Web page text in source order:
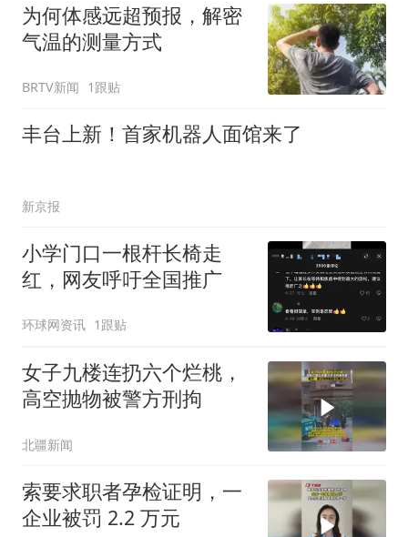
为何体感远超预报，解密
气温的测量方式
BRTV新闻 1跟贴
丰台上新！首家机器人面馆来了
新京报
小学门口一根杆长椅走
红，网友呼吁全国推广
环球网资讯 1跟贴
女子九楼连扔六个烂桃，
高空抛物被警方刑拘
北疆新闻
索要求职者孕检证明，一
企业被罚 2.2 万元